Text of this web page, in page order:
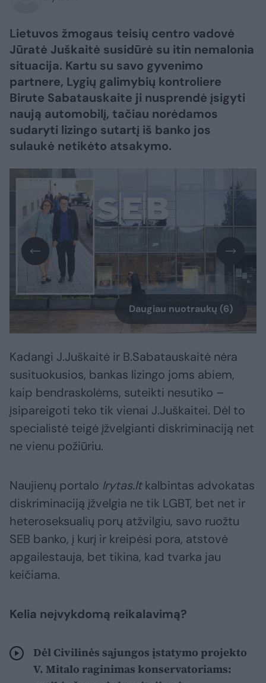
Lietuvos žmogaus teisių centro vadovė
Jūratė Juškaitė susidūrė su itin nemalonia
situacija. Kartu su savo gyvenimo
partnere, Lygių galimybių kontroliere
Birute Sabatauskaite ji nusprendė įsigyti
naują automobilį, tačiau norėdamos
sudaryti lizingo sutartį iš banko jos
sulaukė netikėto atsakymo.
Daugiau nuotraukų (6)
Kadangi J.Juškaitė ir B.Sabatauskaitė nėra
susituokusios, bankas lizingo joms abiem,
kaip bendraskolėms, suteikti nesutiko –
įsipareigoti teko tik vienai J.Juškaitei. Dėl to
specialistė teigė įžvelgianti diskriminaciją net
ne vienu požiūriu.
Naujienų portalo lrytas.ltkalbintas advokatas
diskriminaciją įžvelgia ne tik LGBT, bet net ir
heteroseksualių porų atžvilgiu, savo ruožtu
SEB banko, į kurį ir kreipėsi pora, atstovė
apgailestauja, bet tikina, kad tvarka jau
keičiama.
Kelia neįvykdomą reikalavimą?
Dėl Civilinės sąjungos įstatymo projekto
V. Mitalo raginimas konservatoriams: